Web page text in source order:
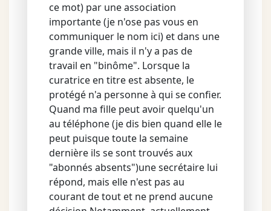
ce mot) par une association
importante (je n'ose pas vous en
communiquer le nom ici) et dans une
grande ville, mais il n'y a pas de
travail en "binôme". Lorsque la
curatrice en titre est absente, le
protégé n'a personne à qui se confier.
Quand ma fille peut avoir quelqu'un
au téléphone (je dis bien quand elle le
peut puisque toute la semaine
dernière ils se sont trouvés aux
"abonnés absents")une secrétaire lui
répond, mais elle n'est pas au
courant de tout et ne prend aucune